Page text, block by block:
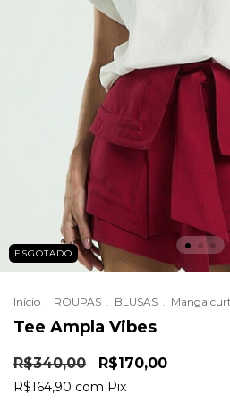
ESGOTADO
Início . ROUPAS . BLUSAS . Manga
Tee Ampla Vibes
R$340,00 R$170,00
R$164,90 com Pix